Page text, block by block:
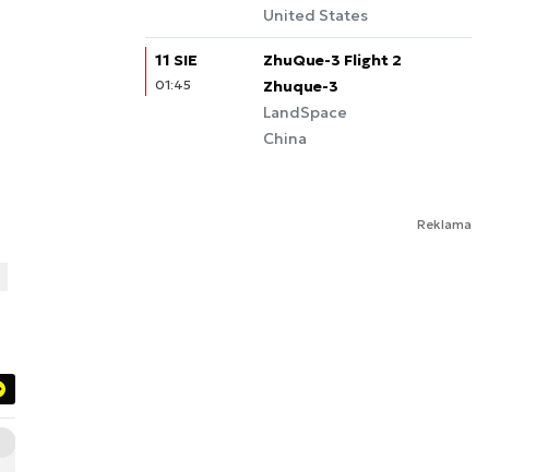
United States
11 SIE
01:45
ZhuQue-3 Flight 2
Zhuque-3
LandSpace
China
Reklama